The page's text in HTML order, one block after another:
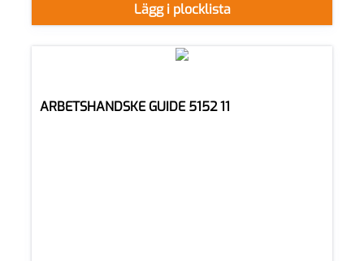
Lägg i plocklista
ARBETSHANDSKE GUIDE 5152 11